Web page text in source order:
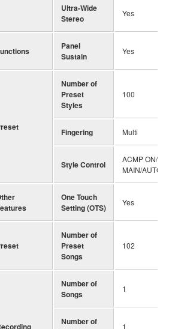
Ultra-Wide
Stereo
Yes
Panel
Sustain
Yes
Number of
Preset
Styles
100
Fingering Multi
Style Control
ACMP ON/
MAIN/AUTO
One Touch
Setting (OTS)
Yes
Number of
Preset
Songs
102
Number of
Songs
1
Number of
1